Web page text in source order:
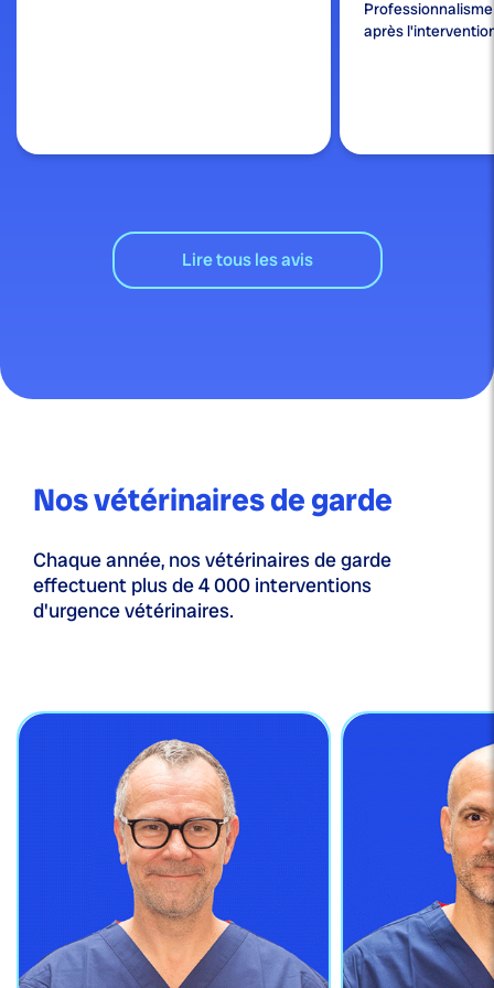
après
Lire tous les avis
Nos vétérinaires de garde
Chaque année, nos vétérinaires de garde
effectuent plus de 4 000 interventions
d'urgence vétérinaires.